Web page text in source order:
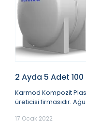
2 Ayda 5 Adet
Karmod Kompozit
üreticisi firmasıdır. Ağustos ayı itibariyle yapımına başlamış
17 Ocak 2022